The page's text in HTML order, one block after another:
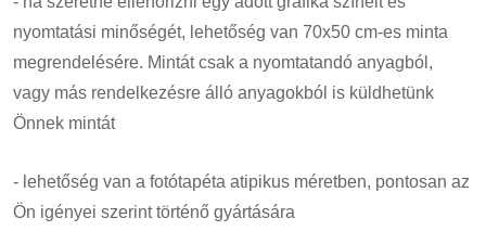
nyomtatási minőségét, lehetőség van 70x50 cm-es minta
megrendelésére. Mintát csak a nyomtatandó anyagból,
vagy más rendelkezésre álló anyagokból is küldhetünk
Önnek mintát
- lehetőség van a fotótapéta atipikus méretben, pontosan az
Ön igényei szerint történő gyártására